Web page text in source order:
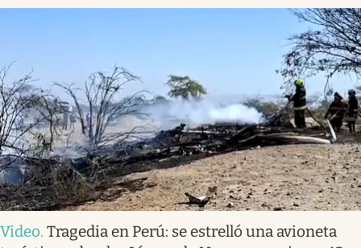
Video. Tragedia en Perú: se estrelló una avioneta